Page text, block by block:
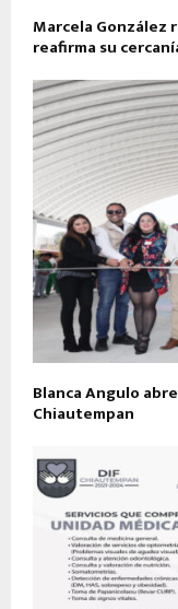
Marcela González
reafirma su
Blanca Angulo
Chiautempan